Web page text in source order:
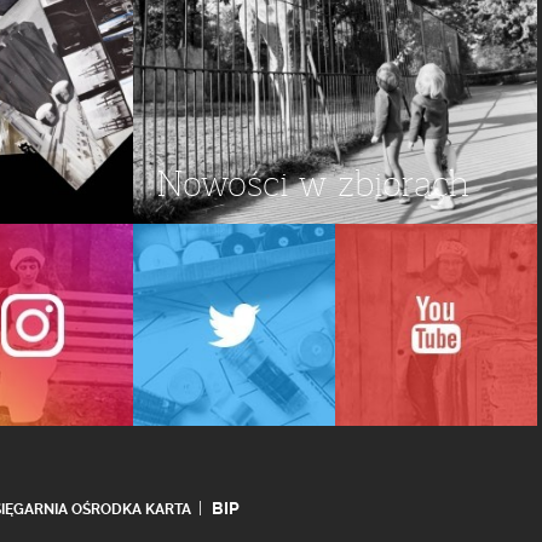
Nowości w zbiorach
OŚRODKA KARTA BIP